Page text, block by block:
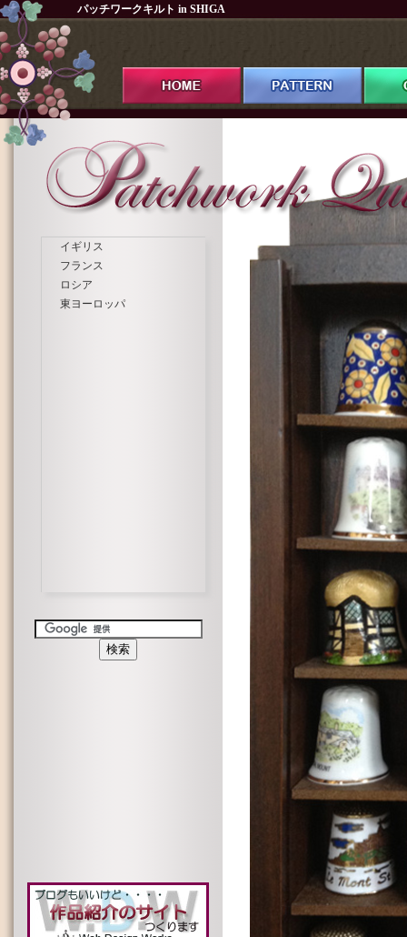
パッチワークキルト in SHIGA
イギリス
フランス
ロシア
東ヨーロッパ